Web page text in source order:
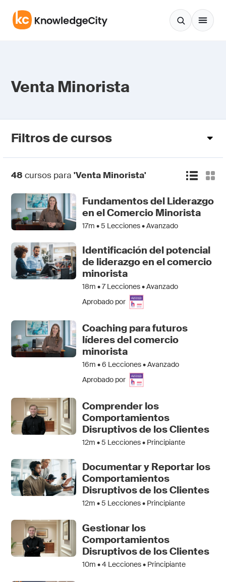
Venta Minorista
Filtros de cursos
48 cursos para 'Venta Minorista'
Fundamentos del Liderazgo
en el Comercio Minorista
17m •5 Lecciones • Avanzado
Identificación del potencial
de liderazgo en el comercio
minorista
18m •7Lecciones • Avanzado
Aprobado por
Coaching para futuros
líderes del comercio
minorista
16m •6 Lecciones • Avanzado
Aprobado por
Comprender los
Comportamientos
Disruptivos de los Clientes
12m •5 Lecciones • Principiante
Documentar y Reportar los
Comportamientos
Disruptivos de los Clientes
12m •5 Lecciones • Principiante
Gestionar los
Comportamientos
Disruptivos de los Clientes
10m •4 Lecciones • Principiante